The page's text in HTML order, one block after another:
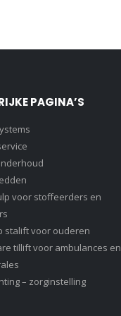
PAGINA’S
voor stoffeerders en
stalift voor ouderen
tillift voor ambulances en
– zorginstelling